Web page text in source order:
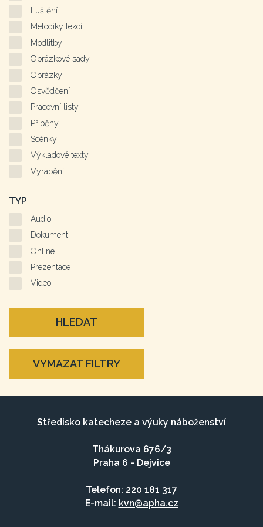
Luštění
Metodiky lekcí
Modlitby
Obrázkové sady
Obrázky
Osvědčení
Pracovní listy
Příběhy
Scénky
Výkladové texty
Vyrábění
TYP
Audio
Dokument
Online
Prezentace
Video
HLEDAT
VYMAZAT FILTRY
Středisko katecheze a výuky náboženství
Thákurova 676/3
Praha 6 - Dejvice
Telefon: 220 181 317
E-mail: kvn@apha.cz